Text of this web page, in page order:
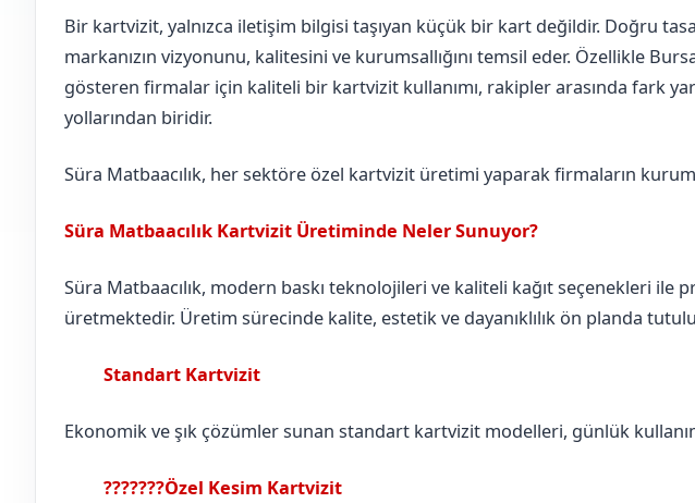
Bir kartvizit, yalnızca iletişim bilgisi taşıyan küçük bir kart değildir. Doğru
markanızın vizyonunu, kalitesini ve kurumsallığını temsil eder. Özellikle
gösteren firmalar için kaliteli bir kartvizit kullanımı, rakipler arasında fark
yollarından biridir.
Süra Matbaacılık, her sektöre özel kartvizit üretimi yaparak firmaların
Süra Matbaacılık Kartvizit Üretiminde Neler Sunuyor?
Süra Matbaacılık, modern baskı teknolojileri ve kaliteli kağıt seçenekleri ile
üretmektedir. Üretim sürecinde kalite, estetik ve dayanıklılık ön planda
Standart Kartvizit
Ekonomik ve şık çözümler sunan standart kartvizit modelleri, günlük
???????Özel Kesim Kartvizit